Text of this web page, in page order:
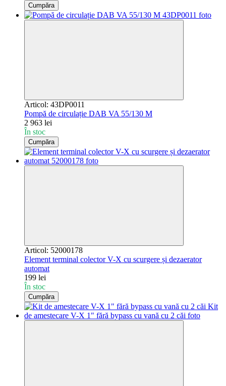
Cumpăra
Articol: 43DP0011
Pompă de circulație DAB VA 55/130 M
2 963 lei
În stoc
Cumpăra
Articol: 52000178
Element terminal colector V-X cu scurgere și dezaerator
automat
199 lei
În stoc
Cumpăra